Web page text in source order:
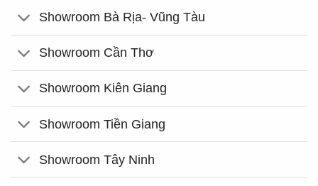
Showroom Bà Rịa- Vũng Tàu
Showroom Cần Thơ
Showroom Kiên Giang
Showroom Tiền Giang
Showroom Tây Ninh